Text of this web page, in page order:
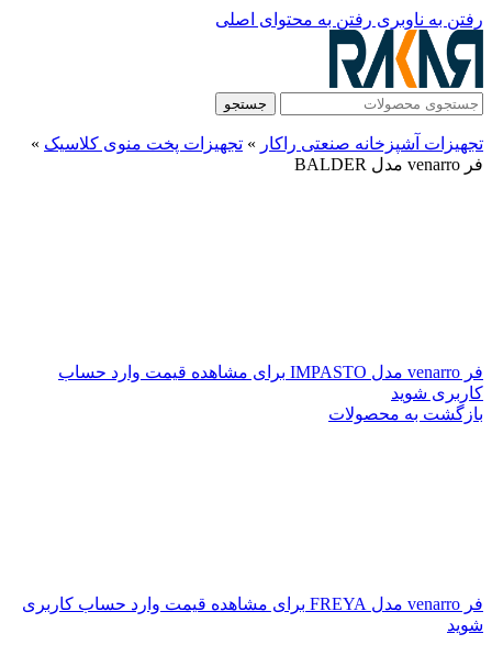
رفتن به ناوبری رفتن به محتوای اصلی
جستجو
تجهیزات آشپزخانه صنعتی راکار » تجهیزات پخت منوی کلاسیک »
فر venarro مدل BALDER
فر venarro مدل IMPASTO
برای مشاهده قیمت وارد حساب
کاربری شوید
بازگشت به محصولات
فر venarro مدل FREYA
برای مشاهده قیمت وارد حساب کاربری
شوید